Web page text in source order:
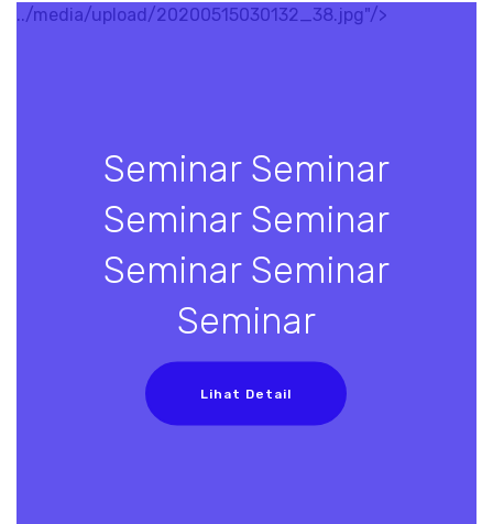
../media/upload/20200515030132_38.jpg"/>
Seminar Seminar
Seminar Seminar
Seminar Seminar
Seminar
Lihat Detail